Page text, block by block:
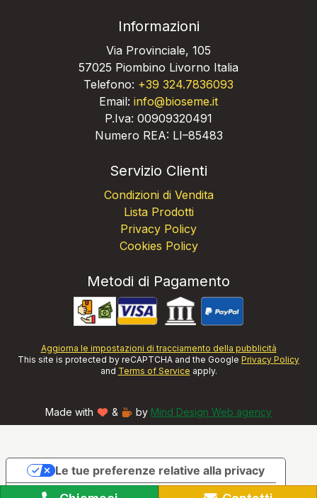
Informazioni
Via Provinciale, 105
57025 Piombino Livorno Italia
Telefono: +39 324.7836093
Email: info@bioseme.it
P.Iva: 00909320491
Numero REA: LI–85483
Servizio Clienti
Condizioni di Vendita
Lista Prodotti
Privacy Policy
Cookies Policy
Metodi di Pagamento
Aggiorna le impostazioni di tracciamento della pubblicità
This site is protected by reCAPTCHA and the Google Privacy Policy
and Terms of Service apply.
Made with & by Mind Design Web agency
Informativa sulla raccolta
Le tue preferenze relative alla privacy